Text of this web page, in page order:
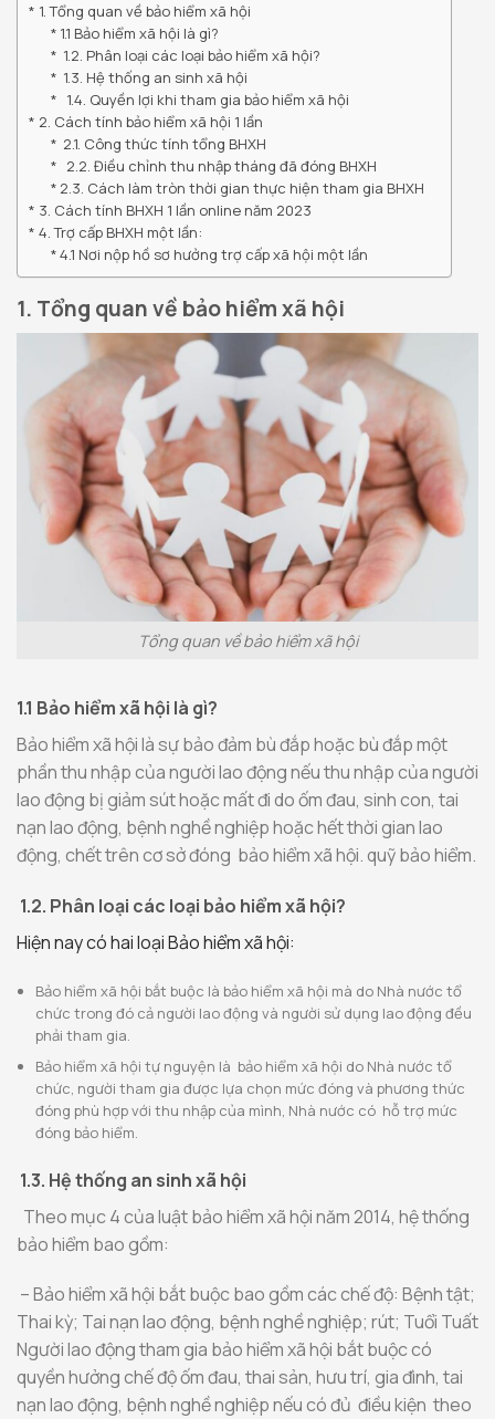
1. Tổng quan về bảo hiểm xã hội
1.1 Bảo hiểm xã hội là gì?
1.2. Phân loại các loại bảo hiểm xã hội?
1.3. Hệ thống an sinh xã hội
1.4. Quyền lợi khi tham gia bảo hiểm xã hội
2. Cách tính bảo hiểm xã hội 1 lần
2.1. Công thức tính tổng BHXH
2.2. Điều chỉnh thu nhập tháng đã đóng BHXH
2.3. Cách làm tròn thời gian thực hiện tham gia BHXH
3. Cách tính BHXH 1 lần online năm 2023
4. Trợ cấp BHXH một lần:
4.1 Nơi nộp hồ sơ hưởng trợ cấp xã hội một lần
1. Tổng quan về bảo hiểm xã hội
Tổng quan về bảo hiểm xã hội
1.1 Bảo hiểm xã hội là gì?
Bảo hiểm xã hội là sự bảo đảm bù đắp hoặc bù đắp một
phần thu nhập của người lao động nếu thu nhập của người
lao động bị giảm sút hoặc mất đi do ốm đau, sinh con, tai
nạn lao động, bệnh nghề nghiệp hoặc hết thời gian lao
động, chết trên cơ sở đóng bảo hiểm xã hội. quỹ bảo hiểm.
1.2. Phân loại các loại bảo hiểm xã hội?
Hiện nay có hai loại Bảo hiểm xã hội:
Bảo hiểm xã hội bắt buộc là bảo hiểm xã hội mà do Nhà nước tổ
chức trong đó cả người lao động và người sử dụng lao động đều
phải tham gia.
Bảo hiểm xã hội tự nguyện là bảo hiểm xã hội do Nhà nước tổ
chức, người tham gia được lựa chọn mức đóng và phương thức
đóng phù hợp với thu nhập của mình, Nhà nước có hỗ trợ mức
đóng bảo hiểm.
1.3. Hệ thống an sinh xã hội
Theo mục 4 của luật bảo hiểm xã hội năm 2014, hệ thống
bảo hiểm bao gồm:
– Bảo hiểm xã hội bắt buộc bao gồm các chế độ: Bệnh tật;
Thai kỳ; Tai nạn lao động, bệnh nghề nghiệp; rút; Tuổi Tuất
Người lao động tham gia bảo hiểm xã hội bắt buộc có
quyền hưởng chế độ ốm đau, thai sản, hưu trí, gia đình, tai
nạn lao động, bệnh nghề nghiệp nếu có đủ điều kiện theo